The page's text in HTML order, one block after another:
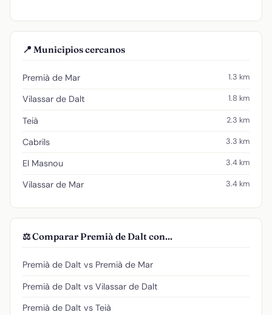
📍 Municipios cercanos
Premià de Mar 1.3 km
Vilassar de Dalt 1.8 km
Teià 2.3 km
Cabrils 3.3 km
El Masnou 3.4 km
Vilassar de Mar 3.4 km
⚖️ Comparar Premià de Dalt con...
Premià de Dalt vs Premià de Mar
Premià de Dalt vs Vilassar de Dalt
Premià de Dalt vs Teià